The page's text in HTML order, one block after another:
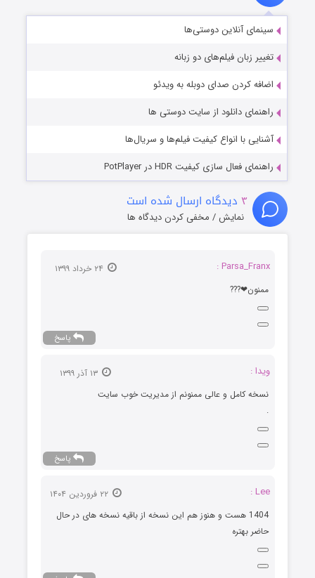
سینمای آنلاین دوستی‌ها
تغییر زبان فیلم‌های دو زبانه
اضافه کردن صدای دوبله به ویدئو
راهنمای دانلود از سایت دوستی ها
آشنایی با انواع کیفیت فیلم‌ها و سریال‌ها
راهنمای فعال سازی کیفیت HDR در PotPlayer
۳ دیدگاه ارسال شده است
نمایش / مخفی کردن دیدگاه ها
Parsa_Franx :
ممنون❤???
پاسخ
ویدا :
نسخه کامل و عالی ممنونم از مدیریت خوب سایت
.
پاسخ
Lee :
۲۲ فروردین ۱۴۰۴
1404 هست و هنوز هم این نسخه از باقیه نسخه های در حال
حاضر بهتره